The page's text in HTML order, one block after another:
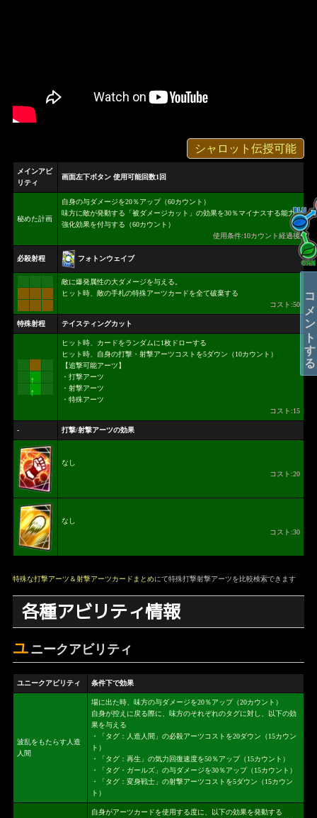
シャロット伝授可能
メインアビ
リティ
画面左下ボタン 使用可能回数1回
秘めた計画
自身の与ダメージを20％アップ（60カウント）
味方に敵が発動する「被ダメージカット」の効果を30％マイナスする能力
強化効果を付与する（60カウント）
使用条件:10カウント経過後
必殺射程 フォトンウェイブ
敵に爆発属性の大ダメージを与える。
ヒット時、敵の手札の特殊アーツカードを全て破棄する
コスト:50
特殊射程 テイスティングカット
↑
↑
ヒット時、カードをランダムに1枚ドローする
ヒット時、自身の打撃・射撃アーツコストを5ダウン（10カウント）
【追撃可能アーツ】
・打撃アーツ
・射撃アーツ
・特殊アーツ
コスト:15
- 打撃/射撃アーツの効果
なし
コスト:20
なし
コスト:30
特殊な打撃アーツ＆射撃アーツカードまとめにて特殊打撃射撃アーツを比較検索できます
各種アビリティ情報
ユ ニークアビリティ
ユニークアビリティ 条件下で効果
波乱をもたらす人造
人間
場に出た時、味方の与ダメージを20％アップ（20カウント）
自身が控えに戻る際に、味方のそれぞれのタグに対し、以下の効
果を与える
・「タグ：人造人間」の必殺アーツコストを20ダウン（15カウン
ト）
・「タグ：再生」の気力回復速度を50％アップ（15カウント）
・「タグ・ガールズ」の与ダメージを30％アップ（15カウント）
・「タグ：変身戦士」の射撃アーツコストを5ダウン（15カウン
ト）
自身がアーツカードを使用する度に、以下の効果を発動する
コメントする